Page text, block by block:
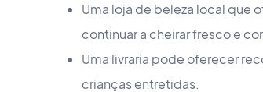
Uma loja de beleza local que
continuar a cheirar fresco e
Uma livraria pode oferecer
crianças entretidas.